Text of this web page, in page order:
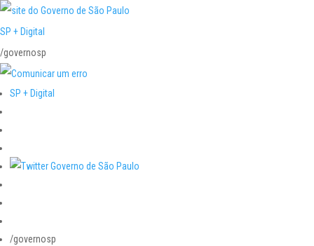
SP + Digital
/governosp
SP + Digital
/governosp